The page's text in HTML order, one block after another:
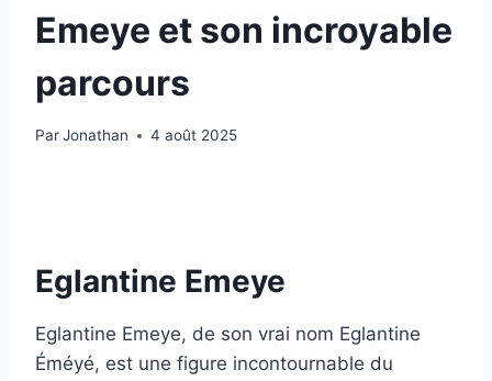
Emeye et son incroyable
parcours
ParJonathan 4 août 2025
Eglantine Emeye
Eglantine Emeye, de son vrai nom Eglantine
Éméyé, est une figure incontournable du